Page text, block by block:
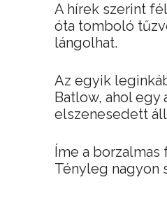
A hírek szerint
óta tomboló
lángolhat.
Az egyik
Batlow, ahol egy
elszenesedett
Íme a
Tényleg nagyon